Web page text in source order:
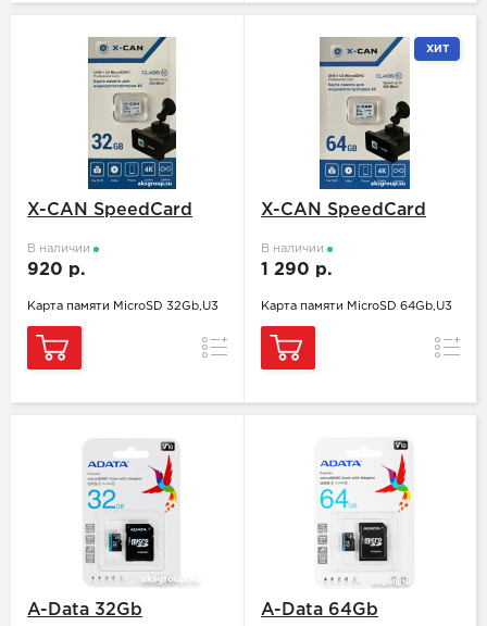
X-CAN SpeedCard
В наличии
920 р.
Карта памяти MicroSD 32Gb,U3
Сравнение
ХИТ
X-CAN SpeedCard
В наличии
1 290 р.
Карта памяти MicroSD 64Gb,U3
A-Data 32Gb A-Data 64Gb